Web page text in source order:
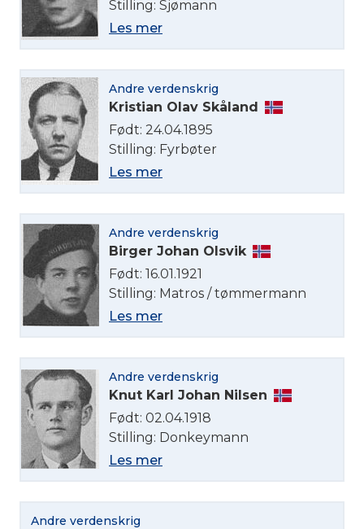
Stilling: Sjømann
Les mer
Andre verdenskrig
Kristian Olav Skåland
Født: 24.04.1895
Stilling: Fyrbøter
Les mer
Andre verdenskrig
Birger Johan Olsvik
Født: 16.01.1921
Stilling: Matros / tømmermann
Les mer
Andre verdenskrig
Knut Karl Johan Nilsen
Født: 02.04.1918
Stilling: Donkeymann
Les mer
Andre verdenskrig
Velg språk
English
Norsk bokmål